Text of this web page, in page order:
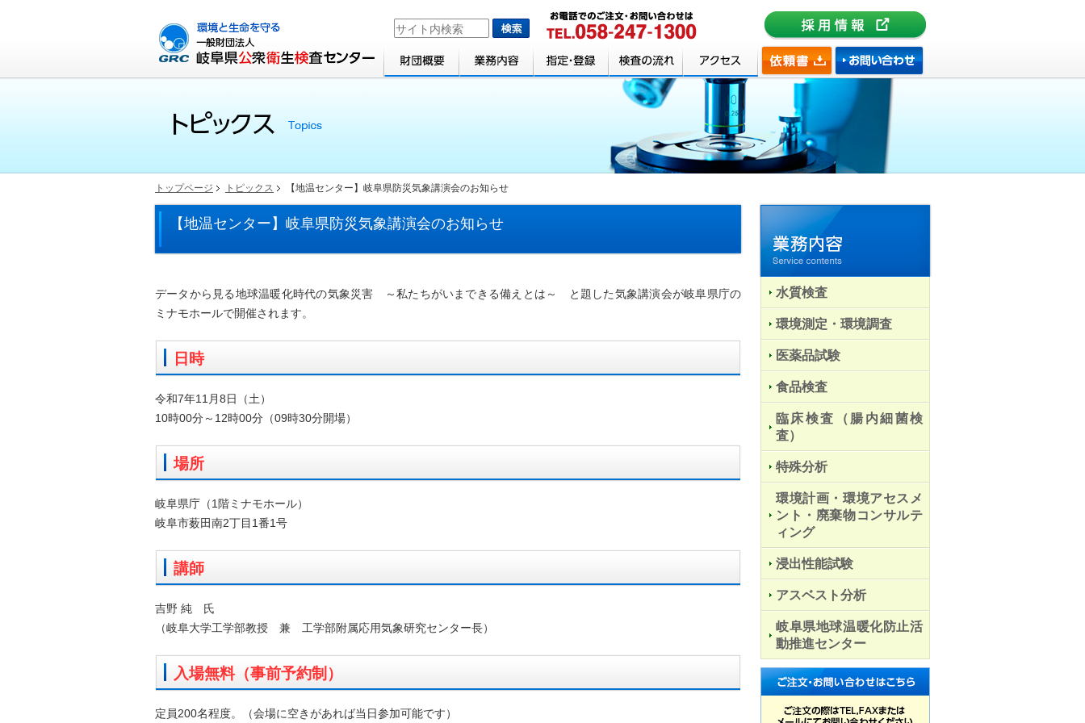
トップページ トピックス 【地温センター】岐阜県防災気象講演会のお知らせ
【地温センター】岐阜県防災気象講演会のお知らせ
データから見る地球温暖化時代の気象災害 ～私たちがいまできる備えとは～ と題した気象講演会が岐阜県庁の
ミナモホールで開催されます。
日時
令和7年11月8日（土）
10時00分～12時00分（09時30分開場）
場所
岐阜県庁（1階ミナモホール）
岐阜市薮田南2丁目1番1号
講師
吉野 純 氏
（岐阜大学工学部教授 兼 工学部附属応用気象研究センター長）
入場無料（事前予約制）
定員200名程度。（会場に空きがあれば当日参加可能です）
水質検査
環境測定・環境調査
医薬品試験
食品検査
臨床検査（腸内細菌検
査）
特殊分析
環境計画・環境アセスメ
ント・廃棄物コンサルテ
ィング
浸出性能試験
アスベスト分析
岐阜県地球温暖化防止活
動推進センター